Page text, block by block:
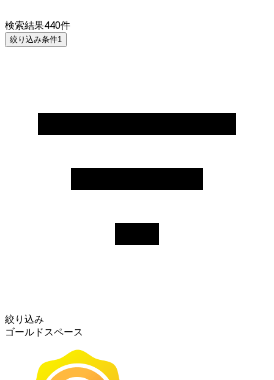
検索結果440件
絞り込み条件1
絞り込み
ゴールドスペース